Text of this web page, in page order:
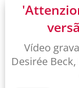
Vídeo
Desirée